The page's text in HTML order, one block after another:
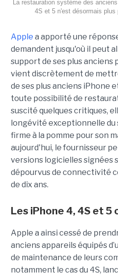
La restauration système des
4S et 5 n'est désormais plus
Apple a apporté une
demandent jusqu'où il peut
support de ses plus anciens
vient discrètement de
de ses plus anciens iPhone
toute possibilité de
suscité quelques critiques,
longévité exceptionnelle du
firme à la pomme pour son
aujourd'hui, le fournisseur
versions logicielles signées
dépourvus de connectivité
de dix ans.
Les iPhone 4, 4S et 5
Apple a ainsi cessé de
anciens appareils équipés
de maintenance de leurs
notamment le cas du 4S,